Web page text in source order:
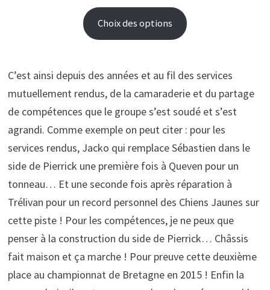
Choix des options
C’est ainsi depuis des années et au fil des services
mutuellement rendus, de la camaraderie et du partage
de compétences que le groupe s’est soudé et s’est
agrandi. Comme exemple on peut citer : pour les
services rendus, Jacko qui remplace Sébastien dans le
side de Pierrick une première fois à Queven pour un
tonneau… Et une seconde fois après réparation à
Trélivan pour un record personnel des Chiens Jaunes sur
cette piste ! Pour les compétences, je ne peux que
penser à la construction du side de Pierrick… Châssis
fait maison et ça marche ! Pour preuve cette deuxième
place au championnat de Bretagne en 2015 ! Enfin la